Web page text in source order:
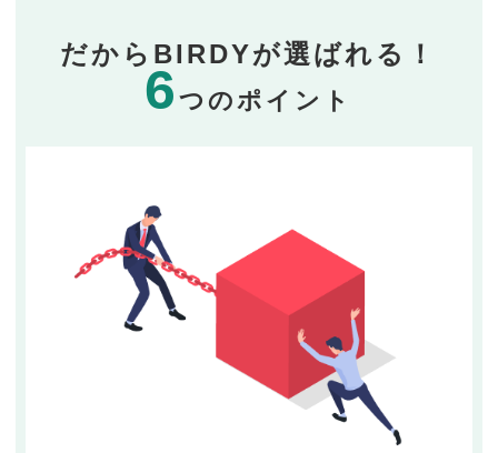
だからBIRDYが選ばれる！
6つのポイント